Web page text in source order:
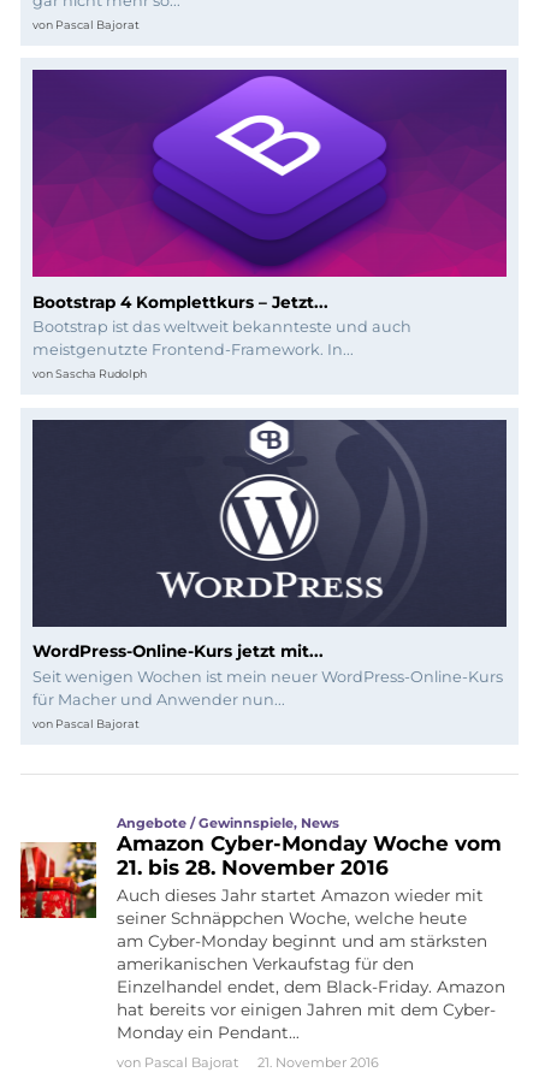
von Pascal Bajorat
Bootstrap 4 Komplettkurs – Jetzt...
Bootstrap ist das weltweit bekannteste und auch
meistgenutzte Frontend-Framework. In...
vonSascha Rudolph
WordPress-Online-Kurs jetzt mit...
Seit wenigen Wochen ist mein neuer WordPress-Online-Kurs
für Macher und Anwender nun...
von Pascal Bajorat
Angebote / Gewinnspiele, News
Amazon Cyber-Monday Woche vom
21. bis 28. November 2016
Auch dieses Jahr startet Amazon wieder mit
seiner Schnäppchen Woche, welche heute
am Cyber-Monday beginnt und am stärksten
amerikanischen Verkaufstag für den
Einzelhandel endet, dem Black-Friday. Amazon
hat bereits vor einigen Jahren mit dem Cyber-
Monday ein Pendant…
von Pascal Bajorat 21. November 2016